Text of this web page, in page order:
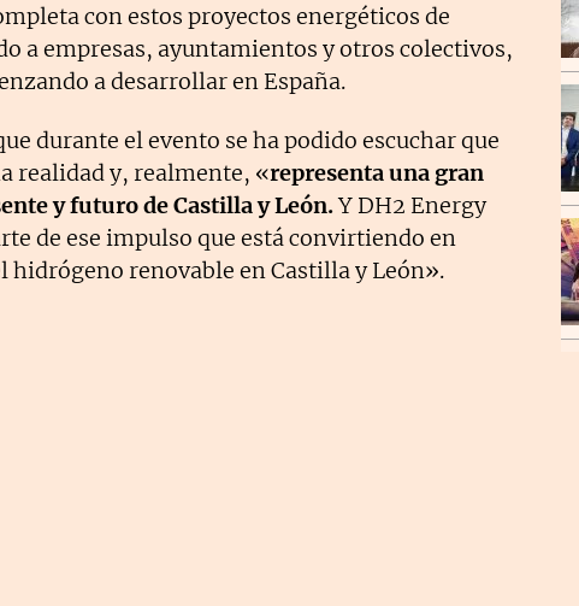
con estos proyectos energéticos de
a empresas, ayuntamientos y otros colectivos,
a desarrollar en España.
durante el evento se ha podido escuchar que
realidad y, realmente, «representa una gran
y futuro de Castilla y León.Y DH2 Energy
de ese impulso que está convirtiendo en
hidrógeno renovable en Castilla y León».